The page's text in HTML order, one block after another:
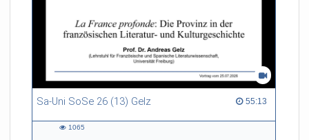
Sa-Uni SoSe 26 (13) Gelz 55:13
55:13 duration
1065